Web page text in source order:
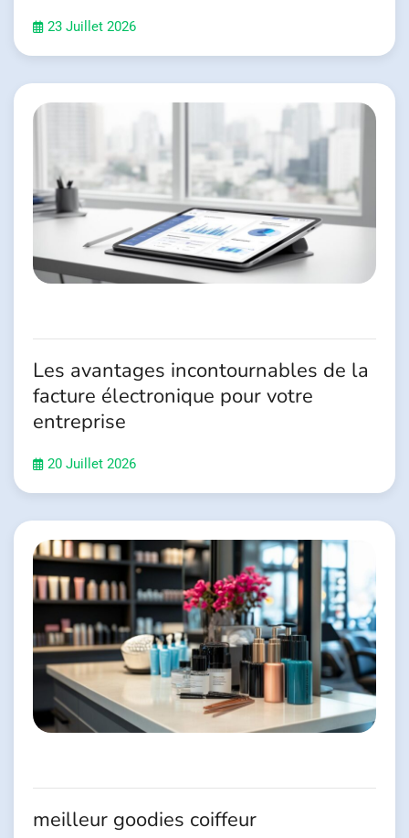
23 Juillet 2026
Les avantages incontournables de la
facture électronique pour votre
entreprise
20 Juillet 2026
meilleur goodies coiffeur